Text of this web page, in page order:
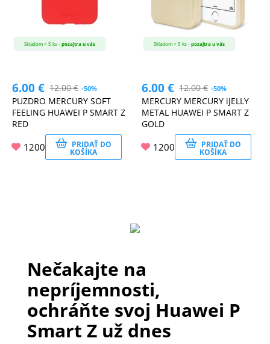
Skladom > 5 ks -pozajtra u vás
6.00€ 12.00€ -50%
PUZDRO MERCURY SOFT
FEELING HUAWEI P SMART Z
RED
1200 PRIDAŤ DO
KOŠÍKA
Skladom > 5 ks -pozajtra u vás
6.00€ 12.00€ -50%
MERCURY MERCURY iJELLY
METAL HUAWEI P SMART Z
GOLD
1200 PRIDAŤ DO
KOŠÍKA
Nečakajte na
nepríjemnosti,
ochráňte svoj Huawei P
Smart Z už dnes